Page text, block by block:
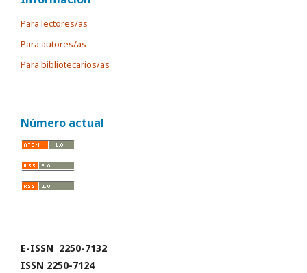
Para lectores/as
Para autores/as
Para bibliotecarios/as
Número actual
E-ISSN 2250-7132
ISSN 2250-7124